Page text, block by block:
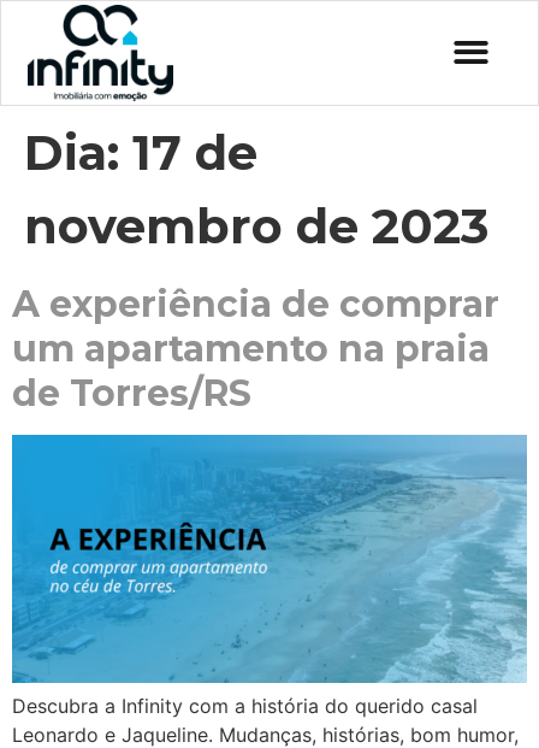
Dia: 17 de
novembro de 2023
A experiência de comprar
um apartamento na praia
de Torres/RS
Descubra a Infinity com a história do querido casal
Leonardo e Jaqueline. Mudanças, histórias, bom humor,